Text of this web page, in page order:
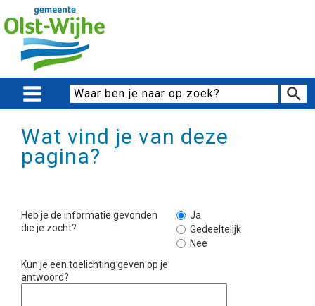
Wat vind je van deze
pagina?
Heb je de informatie gevonden
die je zocht?
Ja
Gedeeltelijk
Nee
Kun je een toelichting geven op je
antwoord?